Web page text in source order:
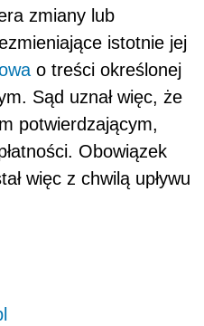
zmiany lub
istotnie jej
o treści określonej
Sąd uznał więc, że
potwierdzającym,
Obowiązek
więc z chwilą upływu